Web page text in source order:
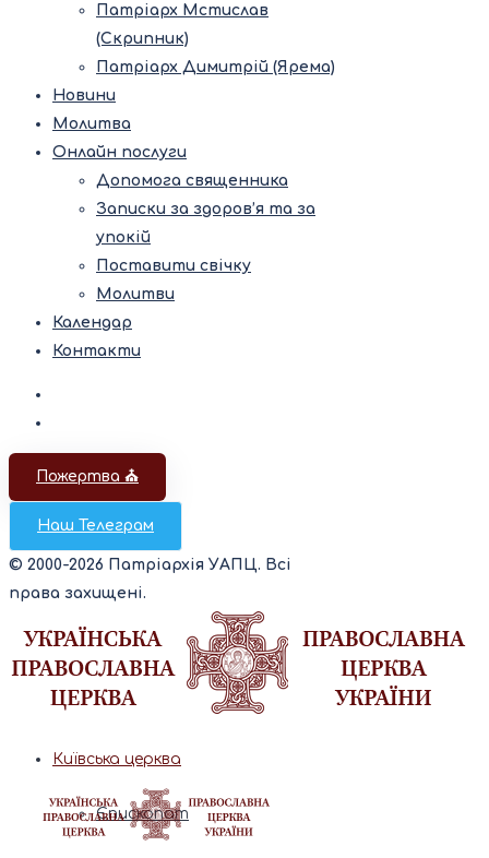
Патріарх Мстислав
(Скрипник)
Патріарх Димитрій (Ярема)
Новини
Молитва
Онлайн послуги
Допомога священника
Записки за здоров’я та за
упокій
Поставити свічку
Молитви
Календар
Контакти
Пожертва ⛪️
Наш Телеграм
© 2000-2026 Патріархія УАПЦ. Всі
права захищені.
Київська церква
Єпископат